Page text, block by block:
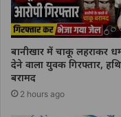
बानीखार में चाकू लहराकर
देने वाला युवक गिरफ्तार,
बरामद
2 hours ago